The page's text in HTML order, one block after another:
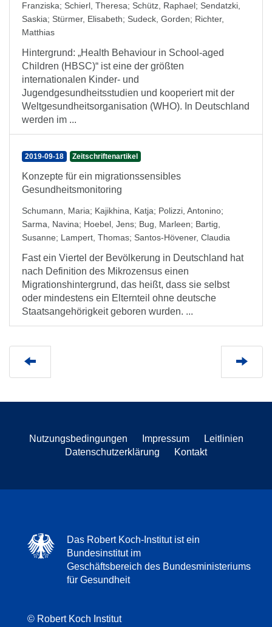
Franziska; Schierl, Theresa; Schütz, Raphael; Sendatzki,
Saskia; Stürmer, Elisabeth; Sudeck, Gorden; Richter,
Matthias
Hintergrund: „Health Behaviour in School-aged
Children (HBSC)“ ist eine der größten
internationalen Kinder- und
Jugendgesundheitsstudien und kooperiert mit der
Weltgesundheitsorganisation (WHO). In Deutschland
werden im ...
2019-09-18 Zeitschriftenartikel
Konzepte für ein migrationssensibles
Gesundheitsmonitoring
Schumann, Maria; Kajikhina, Katja; Polizzi, Antonino;
Sarma, Navina; Hoebel, Jens; Bug, Marleen; Bartig,
Susanne; Lampert, Thomas; Santos-Hövener, Claudia
Fast ein Viertel der Bevölkerung in Deutschland hat
nach Definition des Mikrozensus einen
Migrationshintergrund, das heißt, dass sie selbst
oder mindestens ein Elternteil ohne deutsche
Staatsangehörigkeit geboren wurden. ...
Nutzungsbedingungen Impressum
Leitlinien
Datenschutzerklärung
Kontakt
Das Robert Koch-Institut ist ein
Bundesinstitut im
Geschäftsbereich des Bundesministeriums
für Gesundheit
© Robert Koch Institut